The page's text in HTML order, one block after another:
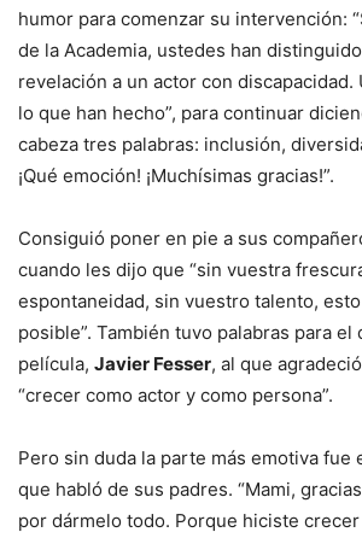
humor para comenzar su intervención:
de la Academia, ustedes han
revelación a un actor con discapacidad.
lo que han hecho”, para continuar
cabeza tres palabras: inclusión,
¡Qué emoción! ¡Muchísimas gracias!”.
Consiguió poner en pie a sus
cuando les dijo que “sin vuestra
espontaneidad, sin vuestro talento,
posible”. También tuvo palabras para
película, Javier Fesser, al que
“crecer como actor y como persona”.
Pero sin duda la parte más emotiva fue
que habló de sus padres. “Mami,
por dármelo todo. Porque hiciste